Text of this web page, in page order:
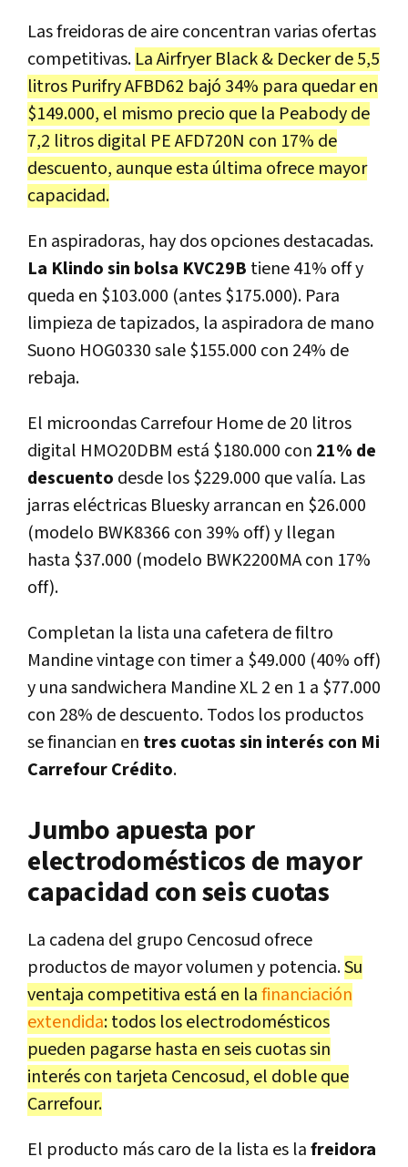
Las freidoras de aire concentran varias ofertas
competitivas. La Airfryer Black & Decker de 5,5
litros Purifry AFBD62 bajó 34% para quedar en
$149.000, el mismo precio que la Peabody de
7,2 litros digital PE AFD720N con 17% de
descuento, aunque esta última ofrece mayor
capacidad.
En aspiradoras, hay dos opciones destacadas.
La Klindo sin bolsa KVC29B tiene 41% off y
queda en $103.000 (antes $175.000). Para
limpieza de tapizados, la aspiradora de mano
Suono HOG0330 sale $155.000 con 24% de
rebaja.
El microondas Carrefour Home de 20 litros
digital HMO20DBM está $180.000 con 21% de
descuento desde los $229.000 que valía. Las
jarras eléctricas Bluesky arrancan en $26.000
(modelo BWK8366 con 39% off) y llegan
hasta $37.000 (modelo BWK2200MA con 17%
off).
Completan la lista una cafetera de filtro
Mandine vintage con timer a $49.000 (40% off)
y una sandwichera Mandine XL 2 en 1 a $77.000
con 28% de descuento. Todos los productos
se financian en tres cuotas sin interés con Mi
Carrefour Crédito.
Jumbo apuesta por
electrodomésticos de mayor
capacidad con seis cuotas
La cadena del grupo Cencosud ofrece
productos de mayor volumen y potencia.Su
ventaja competitiva está en lafinanciación
extendida: todos los electrodomésticos
pueden pagarse hasta en seis cuotas sin
interés con tarjeta Cencosud, el doble que
Carrefour.
El producto más caro de la lista es lafreidora